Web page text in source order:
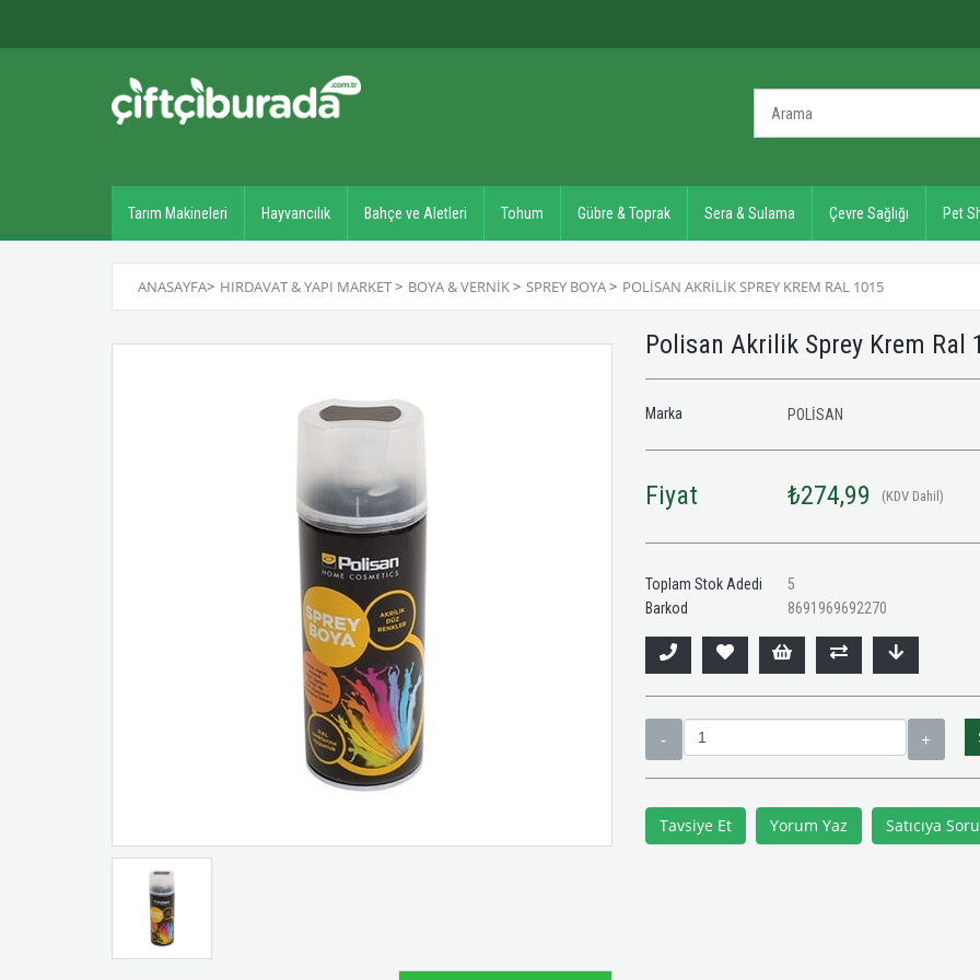
Tarım Makineleri Hayvancılık Bahçe ve Aletleri Tohum Gübre & Toprak Sera & Sulama Çevre Sağlığı Pet
ANASAYFA> HIRDAVAT & YAPI MARKET> BOYA & VERNIK> SPREY BOYA> POLISAN AKRILIK SPREY KREM RAL 1015
Polisan Akrilik Sprey Krem Ral
Marka POLİSAN
Fiyat ₺274,99 (KDV Dahil)
Toplam Stok Adedi
5
Barkod
8691969692270
Tavsiye Et Yorum Yaz Satıcıya